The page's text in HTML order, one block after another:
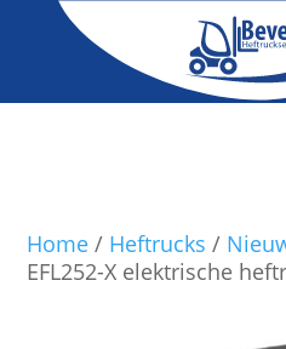
Home / Heftrucks /
EFL252-X elektrische